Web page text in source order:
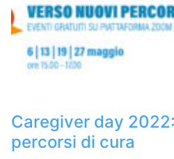
Caregiver day
percorsi di cura